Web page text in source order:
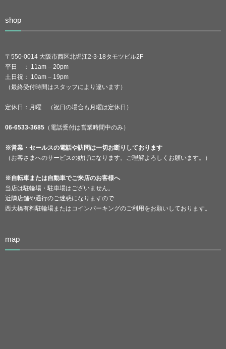
shop
〒550-0014 大阪市西区北堀江2-3-18タモツビル2F
平日 ： 11am – 20pm
土日祝： 10am – 19pm
（最終受付時間はスタッフにより違います）
定休日：月曜 （祝日の場合も月曜は定休日）
06-6533-3685 （電話受付は営業時間中のみ）
※営業・セールスの電話や訪問は一切お断りしております
（お客さまへのサービスの妨げになります。ご理解よろしくお願います。）
※自転車または自動車でご来店のお客様へ
当店は駐輪場・駐車場はございません。
近隣店舗や通行のご迷惑になりますので
西大橋有料駐輪場またはコインパーキングのご利用をお願いしております。
map